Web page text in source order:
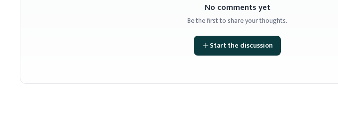
No comments yet
Be the first to share your thoughts.
Start the discussion